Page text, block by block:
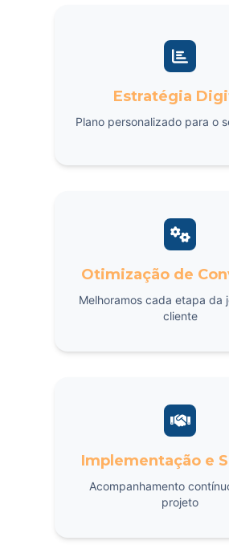
Estratégia
Plano personalizado para o
Otimização de
Melhoramos cada etapa da
cliente
Implementação e
Acompanhamento
projeto